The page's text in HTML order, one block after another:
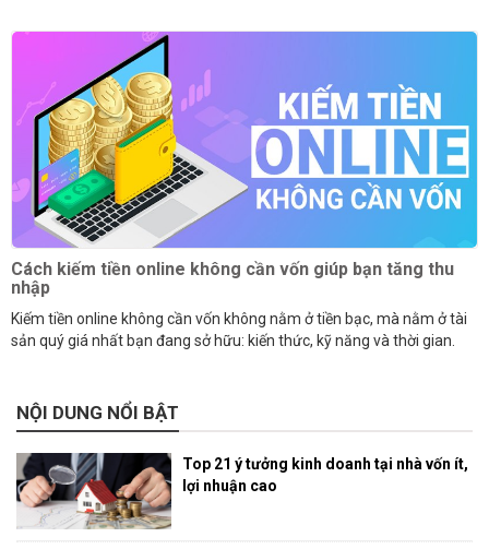
Cách kiếm tiền online không cần vốn giúp bạn tăng thu
nhập
Kiếm tiền online không cần vốn không nằm ở tiền bạc, mà nằm ở tài
sản quý giá nhất bạn đang sở hữu: kiến thức, kỹ năng và thời gian.
NỘI DUNG NỔI BẬT
Top 21 ý tưởng kinh doanh tại nhà vốn ít,
lợi nhuận cao